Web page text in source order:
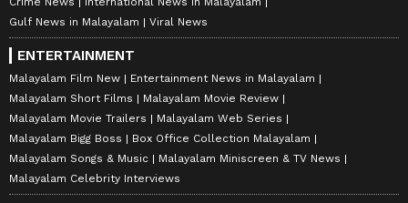
Gulf News in Malayalam
Viral News
ENTERTAINMENT
Malayalam Film New
Entertainment News in Malayalam
Malayalam Short Films
Malayalam Movie Review
Malayalam Movie Trailers
Malayalam Web Series
Malayalam Bigg Boss
Box Office Collection Malayalam
Malayalam Songs & Music
Malayalam Miniscreen & TV News
Malayalam Celebrity Interviews